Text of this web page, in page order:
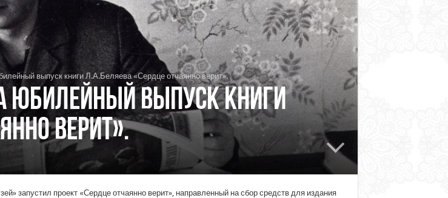
выпуск книги Л.А.Беляева «Сердце отчаянно верит».
юбилейный выпуск книги
верит».
запустил проект «Сердце отчаянно верит», направленный на сбор средств для издания